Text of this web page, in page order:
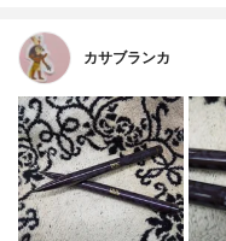
カサブランカ